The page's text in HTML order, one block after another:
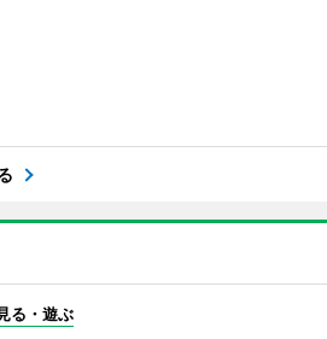
る・遊ぶ